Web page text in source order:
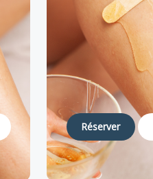
Réserver